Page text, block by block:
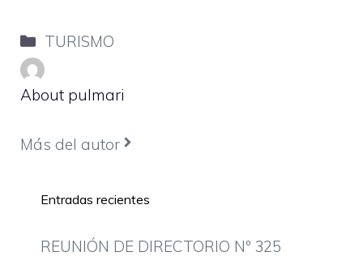
Categorías
TURISMO
About pulmari
Más del autor
Entradas recientes
REUNIÓN DE DIRECTORIO Nº 325